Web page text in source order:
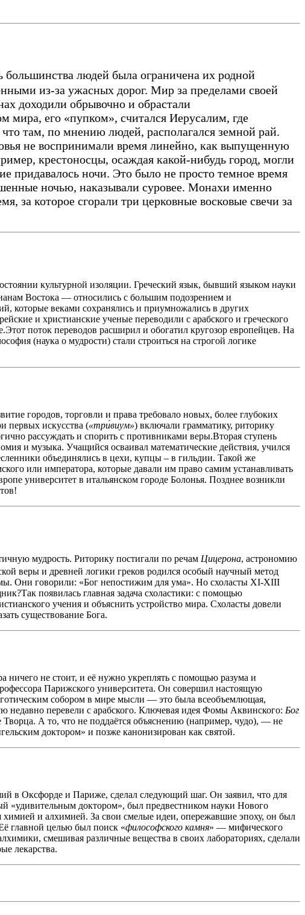
людей была ограничена их родной
из-за ужасных дорог. Мир за пределами своей
доходили обрывочно и обрастали
мира, его «пупком», считался Иерусалим, где
там, по мнению людей, располагался земной рай.
не воспринимали время линейно, как выпущенную
крестоносцы, осаждая какой-нибудь город, могли
придавалось ночи. Это было не просто темное время
ночью, наказывали суровее. Монахи именно
за которое сгорали три церковные восковые свечи за
культурной изоляции. Греческий язык, бывший языком науки
Востока — относились с большим подозрением и
которые веками сохранялись и приумножались в других
и христианские ученые переводили с арабского и греческого
поток переводов расширил и обогатил кругозор европейцев. На
(наука о мудрости) стали строиться на строгой логике
городов, торговли и права требовало новых, более глубоких
первых искусства («три́виум») включали грамматику, риторику
рассуждать и спорить с противниками веры.Вторая ступень
и музыка. Учащийся осваивал математические действия, учился
объединялись в цехи, купцы – в гильдии. Такой же
или императора, которые давали им право самим устанавливать
университет в итальянском городе Болонья. Позднее возникли
мудрость. Риторику постигали по речам Цицерона, астрономию
веры и древней логики греков родился особый научный метод
Они говорили: «Бог непостижим для ума». Но схоласты XI-XIII
появилась главная задача схоластики: с помощью
учения и объяснить устройство мира. Схоласты довели
существование Бога.
ничего не стоит, и её нужно укреплять с помощью разума и
Парижского университета. Он совершил настоящую
собором в мире мысли — это была всеобъемлющая,
недавно перевели с арабского. Ключевая идея Фомы Аквинского: Бог
А то, что не поддаётся объяснению (например, чудо), — не
доктором» и позже канонизирован как святой.
в Оксфорде и Париже, сделал следующий шаг. Он заявил, что для
«удивительным доктором», был предвестником науки Нового
химией и алхимией. За свои смелые идеи, опережавшие эпоху, он был
главной целью был поиск «философского камня» — мифического
смешивая различные вещества в своих лабораториях, сделали
лекарства.